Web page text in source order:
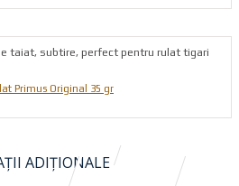
taiat, subtire, perfect pentru rulat tigari
Primus Original 35 gr
ADIȚIONALE